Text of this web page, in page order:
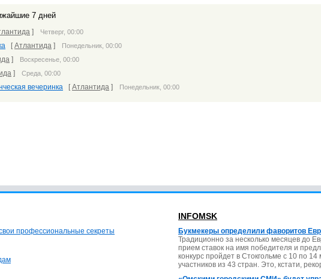
7 дней
] Четверг, 00:00
[Атлантида ] Понедельник, 00:00
] Воскресенье, 00:00
] Среда, 00:00
вечеринка [Атлантида ] Понедельник, 00:00
профессиональные секреты
INFOMSK
Букмекеры определили фаворитов
Традиционно за несколько месяцев до
прием ставок на имя победителя и
конкурс пройдет в Стокгольме с 10 по
участников из 43 стран. Это, кстати,